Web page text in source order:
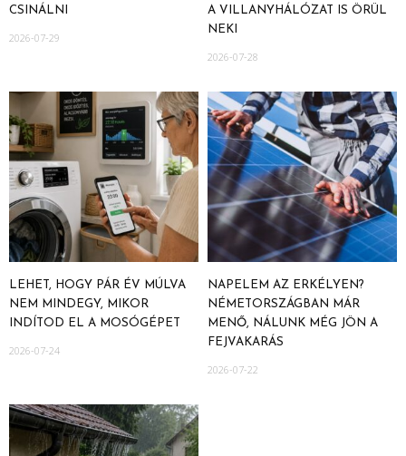
CSINÁLNI
2026-07-29
A VILLANYHÁLÓZAT IS ÖRÜL
NEKI
2026-07-28
LEHET, HOGY PÁR ÉV MÚLVA
NEM MINDEGY, MIKOR
INDÍTOD EL A MOSÓGÉPET
2026-07-24
NAPELEM AZ ERKÉLYEN?
NÉMETORSZÁGBAN MÁR
MENŐ, NÁLUNK MÉG JÖN A
FEJVAKARÁS
2026-07-22